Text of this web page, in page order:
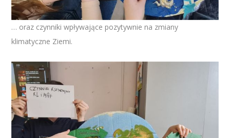
… oraz czynniki wpływające pozytywnie na zmiany
klimatyczne Ziemi.